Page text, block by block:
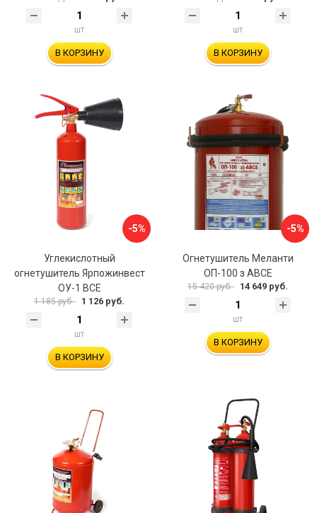
шт
В КОРЗИНУ
шт
В КОРЗИНУ
-5%
Углекислотный
огнетушитель Ярпожинвест
ОУ-1 ВСЕ
1 185 руб. 1 126 руб.
шт
В КОРЗИНУ
-5%
Огнетушитель Меланти
ОП-100 з АВСЕ
15 420 руб. 14 649 руб.
шт
В КОРЗИНУ